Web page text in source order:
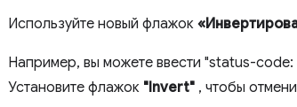
Используйте новый флажок
Например, вы можете ввести "status-code:
Установите флажок "Invert" , чтобы